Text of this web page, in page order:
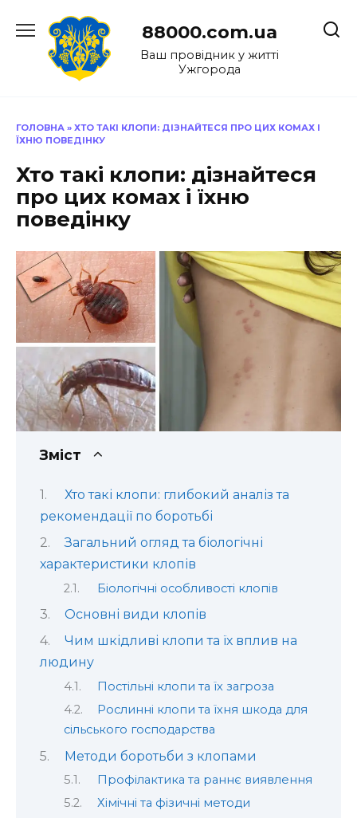
до
88000.com.ua
Ваш провідник у житті
Ужгорода
ГОЛОВНА » ХТО ТАКІ КЛОПИ: ДІЗНАЙТЕСЯ ПРО ЦИХ КОМАХ І
ЇХНЮ ПОВЕДІНКУ
Хто такі клопи: дізнайтеся
про цих комах і їхню
поведінку
Зміст
Хто такі клопи: глибокий аналіз та
рекомендації по боротьбі
Загальний огляд та біологічні
характеристики клопів
Біологічні особливості клопів
Основні види клопів
Чим шкідливі клопи та їх вплив на
людину
Постільні клопи та їх загроза
Рослинні клопи та їхня шкода для
сільського господарства
Методи боротьби з клопами
Профілактика та раннє виявлення
Хімічні та фізичні методи